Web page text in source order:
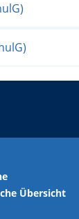
Übersicht